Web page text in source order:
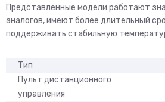
Представленные модели работают
аналогов, имеют более длительный
поддерживать стабильную
Тип
Пульт дистанционного
управления